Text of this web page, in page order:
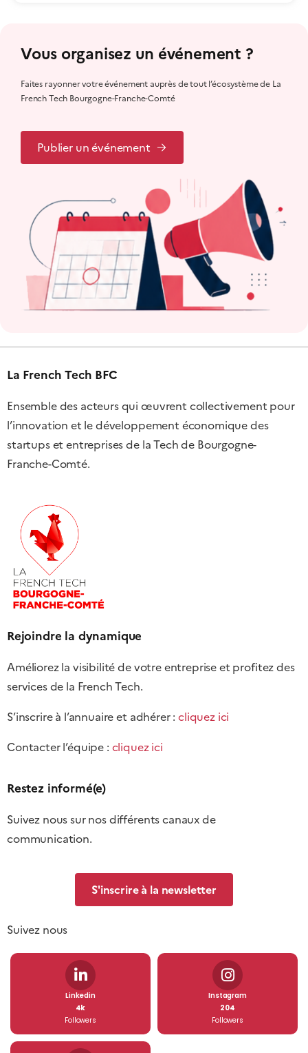
Vous organisez un événement ?
Faites rayonner votre événement auprès de tout l’écosystème de La
French Tech Bourgogne-Franche-Comté
Publier un événement
La French Tech BFC
Ensemble des acteurs qui œuvrent collectivement pour
l’innovation et le développement économique des
startups et entreprises de la Tech de Bourgogne-
Franche-Comté.
Rejoindre la dynamique
Améliorez la visibilité de votre entreprise et profitez des
services de la French Tech.
S’inscrire à l’annuaire et adhérer :cliquez ici
Contacter l’équipe : cliquez ici
Restez informé(e)
Suivez nous sur nos différents canaux de
communication.
S'inscrire à la newsletter
Suivez nous
Linkedin
4k
Followers
Instagram
204
Followers